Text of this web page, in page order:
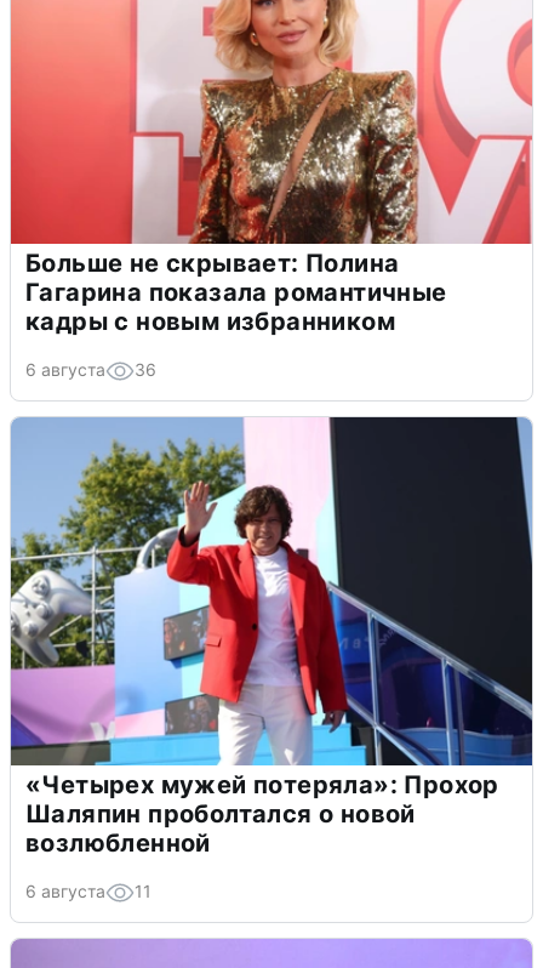
Больше не скрывает: Полина
Гагарина показала романтичные
кадры с новым избранником
6 августа 36
«Четырех мужей потеряла»: Прохор
Шаляпин проболтался о новой
возлюбленной
6 августа 11